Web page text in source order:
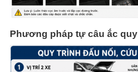
Phương pháp tự câu ắc quy